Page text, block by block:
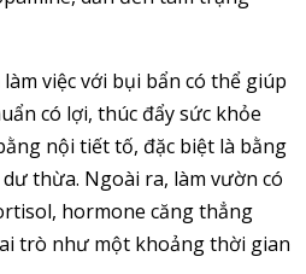
việc với bụi bẩn có thể giúp
có lợi, thúc đẩy sức khỏe
nội tiết tố, đặc biệt là bằng
thừa. Ngoài ra, làm vườn có
hormone căng thẳng
trò như một khoảng thời gian